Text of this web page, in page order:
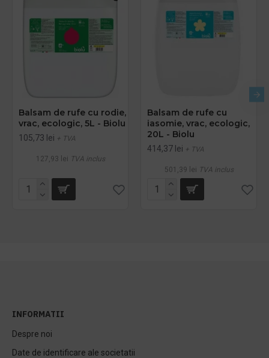
Balsam de rufe cu rodie,
vrac, ecologic, 5L - Biolu
105,73 lei + TVA
127,93 lei TVA inclus
Balsam de rufe cu
iasomie, vrac, ecologic,
20L - Biolu
414,37 lei + TVA
501,39 lei TVA inclus
INFORMATII
Despre noi
Date de identificare ale societatii